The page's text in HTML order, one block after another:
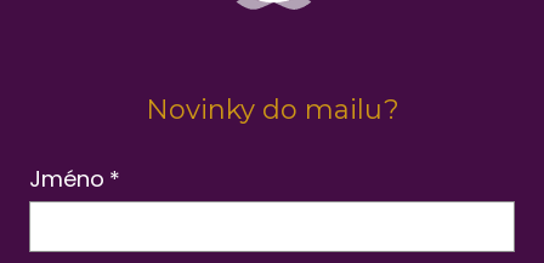
Novinky do mailu?
Jméno *